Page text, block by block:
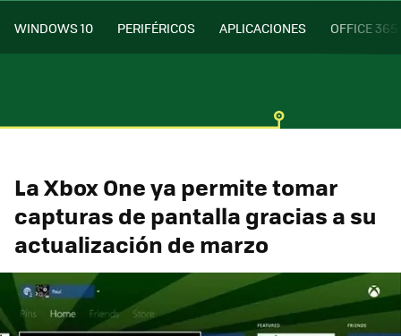
WINDOWS 10 PERIFÉRICOS APLICACIONES OFFICE 365
La Xbox One ya permite tomar
capturas de pantalla gracias a su
actualización de marzo